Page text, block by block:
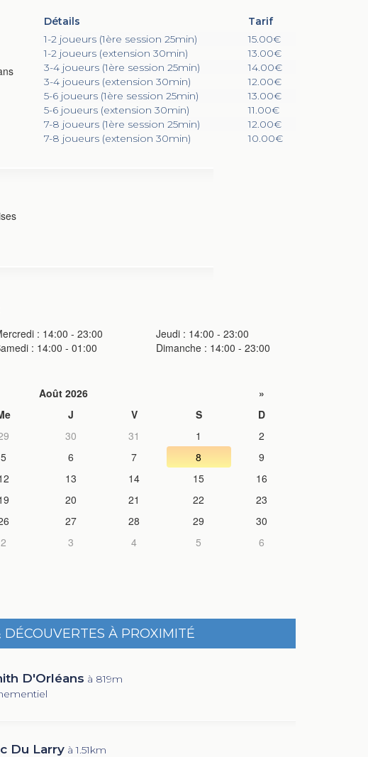
Détails
Tarif
1-2 joueurs (1ère session 25min)
15.00€
1-2 joueurs (extension 30min)
13.00€
3-4 joueurs (1ère session 25min)
14.00€
3-4 joueurs (extension 30min)
12.00€
5-6 joueurs (1ère session 25min)
13.00€
5-6 joueurs (extension 30min)
11.00€
7-8 joueurs (1ère session 25min)
12.00€
7-8 joueurs (extension 30min)
10.00€
: 14:00 - 23:00
Jeudi : 14:00 - 23:00
: 14:00 - 01:00 Dimanche : 14:00 - 23:00
Août 2026
»
J V S
D
30 31 1
2
5 6 7 8
9
13 14 15
16
20 21 22
23
27 28 29
30
2 3 4 5 6
DÉCOUVERTES À PROXIMITÉ
D'Orléans à 819m
Du Larry à 1.51km